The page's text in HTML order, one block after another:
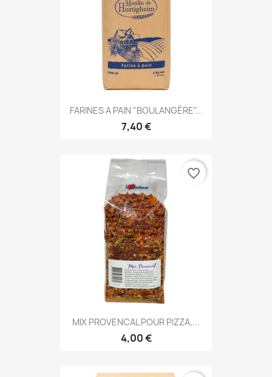
FARINES A PAIN "BOULANGÈRE"...
7,40 €
MIX PROVENCAL POUR PIZZA,...
4,00 €
favorite_border